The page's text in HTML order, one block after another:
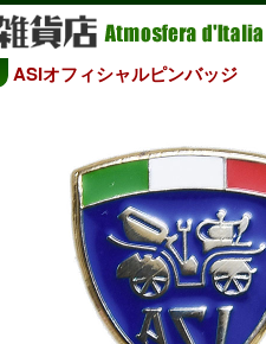
ASIオフィシャルピンバッジ